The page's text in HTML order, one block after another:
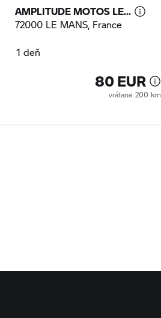
AMPLITUDE MOTOS LE...
72000 LE MANS, France
1 deň
80 EUR
vrátane 200 km